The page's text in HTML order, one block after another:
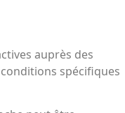
auprès des
spécifiques